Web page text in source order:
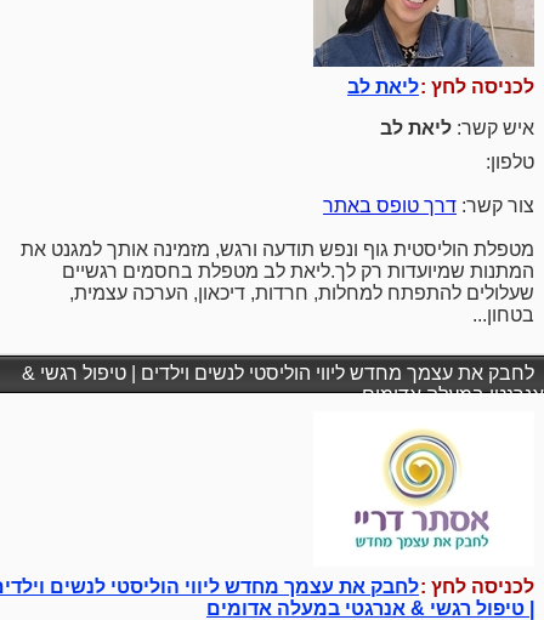
לכניסה לחץ :ליאת לב
איש קשר: ליאת לב
טלפון:
צור קשר: דרך טופס באתר
מטפלת הוליסטית גוף ונפש תודעה ורגש, מזמינה אותך למגנט את
המתנות שמיועדות רק לך.ליאת לב מטפלת בחסמים רגשיים
שעלולים להתפתח למחלות, חרדות, דיכאון, הערכה עצמית,
בטחון...
לחבק את עצמך מחדש ליווי הוליסטי לנשים וילדים | טיפול רגשי &
אנרגטי במעלה אדומים
לכניסה לחץ :לחבק את עצמך מחדש ליווי הוליסטי לנשים
| טיפול רגשי & אנרגטי במעלה אדומים